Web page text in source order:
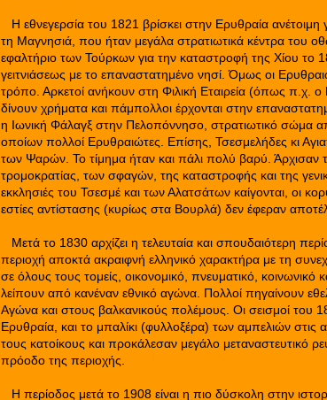
Η εθνεγερσία του 1821 βρίσκει στην Ερυθραία ανέτοιμη
τη Μαγνησιά, που ήταν μεγάλα στρατιωτικά κέντρα του
εφαλτήριο των Τούρκων για την καταστροφή της Χίου το
γειτνιάσεως με το επαναστατημένο νησί. Όμως οι
τρόπο. Αρκετοί ανήκουν στη Φιλική Εταιρεία (όπως π.χ.
δίνουν χρήματα και πάμπολλοι έρχονται στην
η Ιωνική Φάλαγξ στην Πελοπόννησο, στρατιωτικό σώμα
οποίων πολλοί Ερυθραιώτες. Επίσης, Τσεσμελήδες κι
των Ψαρών. Το τίμημα ήταν και πάλι πολύ βαρύ. Άρχισαν
τρομοκρατίας, των σφαγών, της καταστροφής και της
εκκλησιές του Τσεσμέ και των Αλατσάτων καίγονται, οι
εστίες αντίστασης (κυρίως στα Βουρλά) δεν έφεραν
Μετά το 1830 αρχίζει η τελευταία και σπουδαιότερη
περιοχή αποκτά ακραιφνή ελληνικό χαρακτήρα με τη
σε όλους τους τομείς, οικονομικό, πνευματικό, κοινωνικό
λείπουν από κανέναν εθνικό αγώνα. Πολλοί πηγαίνουν
Αγώνα και στους βαλκανικούς πολέμους. Οι σεισμοί του
Ερυθραία, και το μπαλίκι (φυλλοξέρα) των αμπελιών
τους κατοίκους και προκάλεσαν μεγάλο μεταναστευτικό
πρόοδο της περιοχής.
Η περίοδος μετά το 1908 είναι η πιο δύσκολη στην